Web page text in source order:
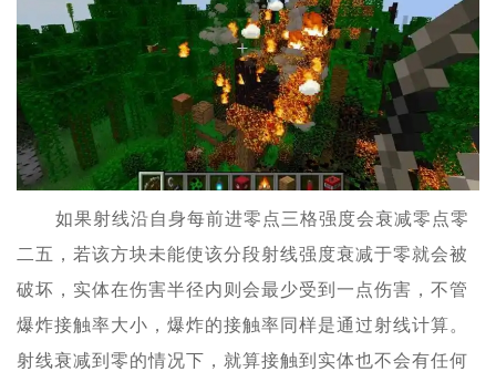
如果射线沿自身每前进零点三格强度会衰减零点零
二五，若该方块未能使该分段射线强度衰减于零就会被
破坏，实体在伤害半径内则会最少受到一点伤害，不管
爆炸接触率大小，爆炸的接触率同样是通过射线计算。
射线衰减到零的情况下，就算接触到实体也不会有任何